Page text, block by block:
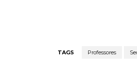
TAGS Professores